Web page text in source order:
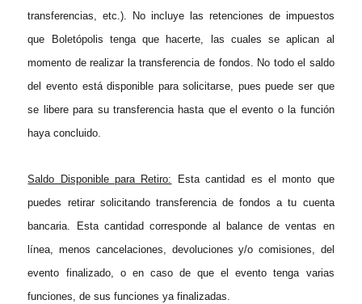
transferencias,etc.).
No incluye las retenciones de impuestos
que Boletópolis tenga que hacerte, las cuales se aplican al
momento de realizar la transferencia de fondos. No todo el saldo
del evento está disponible para solicitarse, pues puede ser que
se libere para su transferencia hasta que el evento o la función
haya concluido.
Saldo Disponible para Retiro: Esta cantidad es el monto que
puedes retirar solicitando transferencia de fondos a tu cuenta
bancaria. Esta cantidad corresponde al balance de ventas en
línea, menos cancelaciones, devoluciones y/o comisiones, del
evento finalizado, o en caso de que el evento tenga varias
funciones, de sus funciones ya finalizadas.